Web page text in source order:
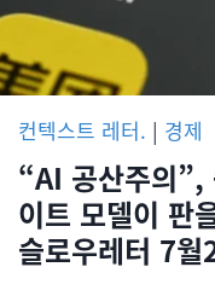
컨텍스트 레터. | 경제
“AI 공산주의”,
이트 모델이 판
슬로우레터 7월